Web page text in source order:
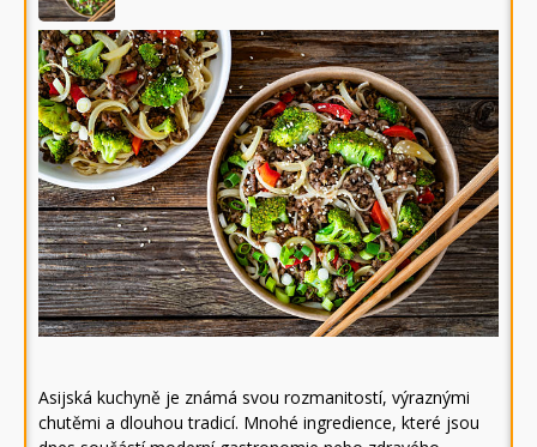
Asijská kuchyně je známá svou rozmanitostí, výraznými
chutěmi a dlouhou tradicí. Mnohé ingredience, které jsou